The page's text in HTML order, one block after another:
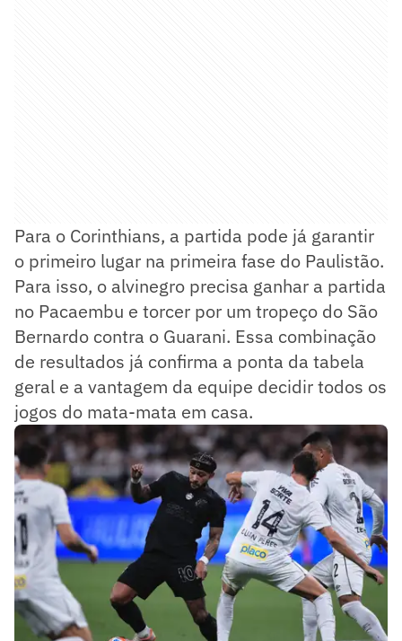
Para o Corinthians, a partida pode já garantir
o primeiro lugar na primeira fase do Paulistão.
Para isso, o alvinegro precisa ganhar a partida
no Pacaembu e torcer por um tropeço do São
Bernardo contra o Guarani. Essa combinação
de resultados já confirma a ponta da tabela
geral e a vantagem da equipe decidir todos os
jogos do mata-mata em casa.